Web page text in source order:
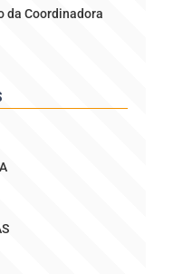
da Coordinadora